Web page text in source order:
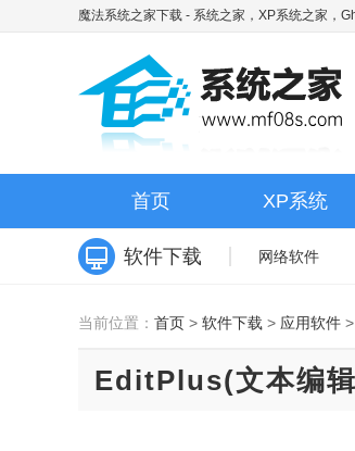
魔法系统之家下载 - 系统之家，XP系统之家，
首页 XP系统
软件下载 网络软件
当前位置： 首页 > 软件下载 > 应用软件 >
EditPlus(文本编